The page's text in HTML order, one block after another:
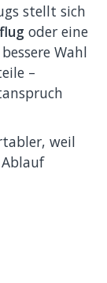
stellt sich
oder eine
Wahl
–
weil